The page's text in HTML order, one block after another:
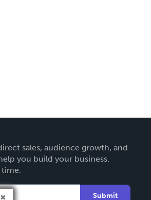
sales, audience growth, and
you build your business.
time.
Submit